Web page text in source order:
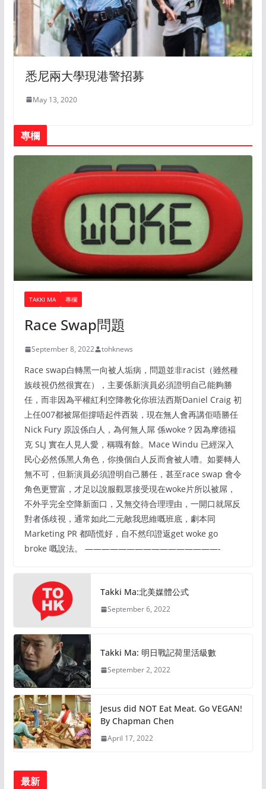
悉尼兩大學現港警招募
May 13, 2020
專欄
TAKKI MA 專欄
Race Swap問題
September 8, 2022 tohknews
Race swap白轉黑一向被人垢病，問題並非racist（雖然種
族歧視仍然很實在），主要係新演員必須證明自己能夠勝
任，而非因為平權紅利空降教化你班法西斯Daniel Craig 初
上任007都被屌佢撐唔起件西裝，現在無人會再講佢唔勝任
Nick Fury 原設係白人，為何無人屌 係woke？因為摩德褔
克 SLJ 實在人見人愛，稱職有餘。Mace Windu 已經深入
民心必然係黑人角色，你換個白人反而會被人嘈。如要轉人
無不可，但新演員必須證明自己勝任，甚至race swap 會令
角色更豐富，才足以說服觀眾接受現在woke片所以被屌，
不外乎完全空降新面口，又無交待合理理由，一開口就屌反
對者係歧視，通常如此二元敵我思維嘅班底，劇本同
Marketing PR 都唔慌好，自不然印證返get woke go
broke 嘅說法。 ————————————————-
Takki Ma:北美媒體公式
September 6, 2022
Takki Ma: 明日戰記荷里活級數
September 2, 2022
Jesus did NOT Eat Meat. Go VEGAN!
By Chapman Chen
April 17, 2022
最新